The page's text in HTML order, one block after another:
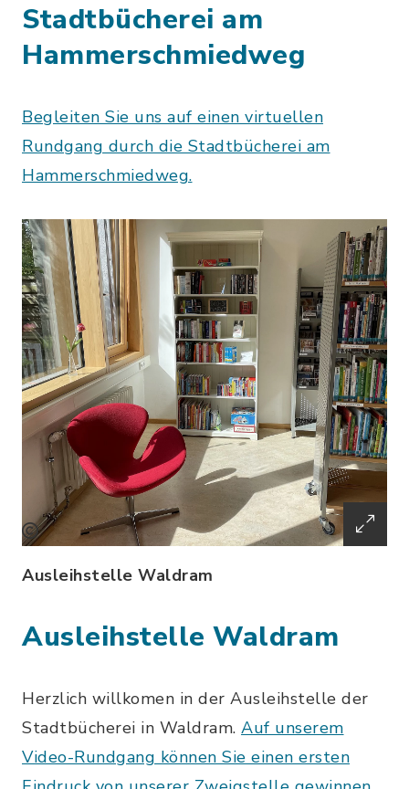
Stadtbücherei am
Hammerschmiedweg
Begleiten Sie uns auf einen virtuellen
Rundgang durch die Stadtbücherei am
Hammerschmiedweg.
Ausleihstelle Waldram
Ausleihstelle Waldram
Herzlich willkomen in der Ausleihstelle der
Stadtbücherei in Waldram. Auf unserem
Video-Rundgang können Sie einen ersten